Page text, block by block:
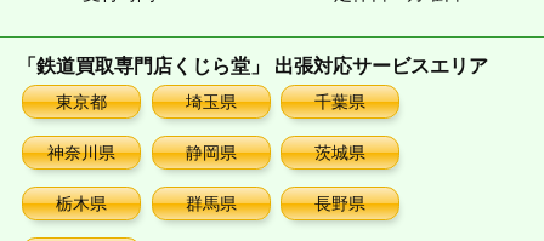
「鉄道買取専門店くじら堂」 出張対応サービスエリア
東京都 埼玉県 千葉県
神奈川県 静岡県 茨城県
栃木県 群馬県 長野県